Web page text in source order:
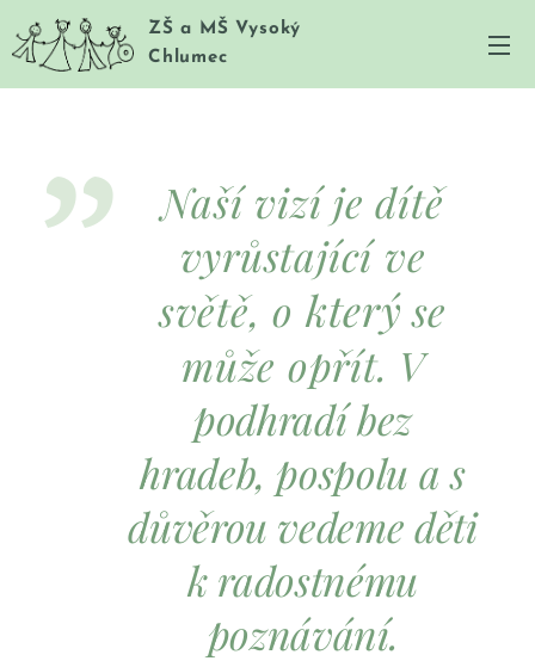
ZŠ a MŠ Vysoký
Chlumec
Naší vizí je dítě
vyrůstající ve
světě, o kterýse
může opřít. V
podhradí bez
hradeb, pospolu a s
důvěrou vedeme děti
k radostnému
poznávání.